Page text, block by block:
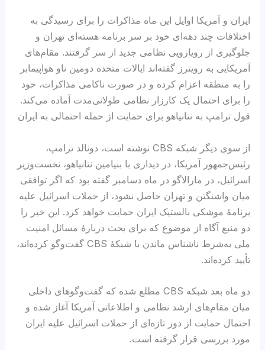
ایران و آمریکا اوایل این ماه مذاکرات را برای رسیدگی به
اختلافات چند دهه‌ای خود بر سر برنامه هسته‌ای تهران و
جلوگیری از رویارویی نظامی جدید از سر گرفتند. مقام‌های
آمریکایی به رویترز گفته‌اند ایالات متحده دومین ناو هواپیمابر
را به منطقه اعزام کرده و در صورت ناکامی مذاکرات، خود
را برای احتمال یک کارزار نظامی طولانی‌مدت آماده می‌کند.
قول ترامپ به نتانیاهو برای حمایت از حمله احتمالی به ایران
از سوی دیگر شبکه CBS نوشته است، دونالد ترامپ،
رئیس‌جمهور آمریکا، در دیداری با بنیامین نتانیاهو، نخست‌وزیر
اسرائیل، در مارالاگو در ماه دسامبر گفته بود که اگر توافقی
میان واشنگتن و تهران حاصل نشود، از حملات اسرائیل علیه
برنامهٔ موشکی بالستیک ایران حمایت خواهد کرد. این خبر را
دو منبع آگاه از موضوع که برای بحث دربارهٔ مسائل امنیت
ملی به‌شرط ناشناس ماندن با شبکهٔ CBS گفت‌وگو کرده‌اند،
تأیید کرده‌اند.
دو ماه بعد شبکه CBS مطلع شده که گفت‌وگوهای داخلی
میان مقام‌های ارشد نظامی و اطلاعاتی آمریکا آغاز شده و
احتمال حمایت از دور تازه‌ای از حملات اسرائیل علیه ایران
مورد بررسی قرار گرفته است.